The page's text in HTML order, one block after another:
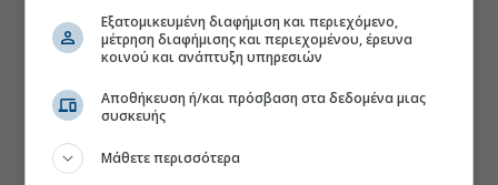
Εξατομικευμένη διαφήμιση και περιεχόμενο,
μέτρηση διαφήμισης και περιεχομένου, έρευνα
κοινού και ανάπτυξη υπηρεσιών
Αποθήκευση ή/και πρόσβαση στα δεδομένα μιας
συσκευής
Μάθετε περισσότερα